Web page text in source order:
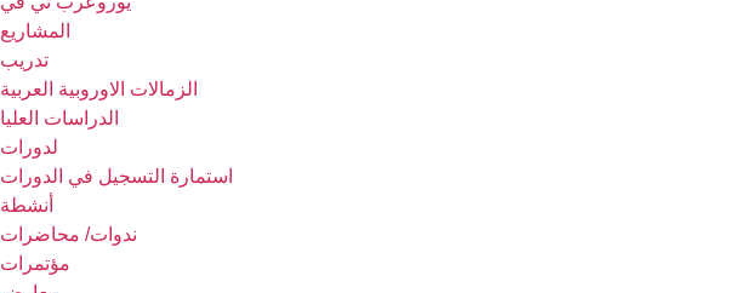
المشاريع
تدريب
الزمالات الاوروبية العربية
الدراسات العليا
لدورات
استمارة التسجيل في الدورات
أنشطة
ندوات/ محاضرات
مؤتمرات